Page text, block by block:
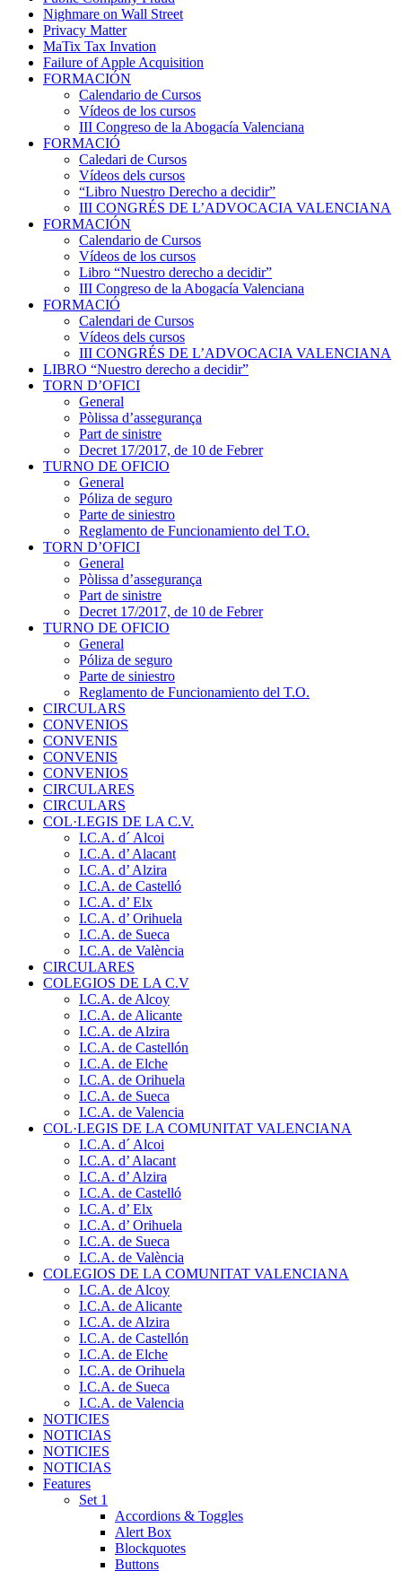
Nighmare on Wall Street
Privacy Matter
MaTix Tax Invation
Failure of Apple Acquisition
FORMACIÓN
Calendario de Cursos
Vídeos de los cursos
III Congreso de la Abogacía Valenciana
FORMACIÓ
Caledari de Cursos
Vídeos dels cursos
“Libro Nuestro Derecho a decidir”
III CONGRÉS DE L’ADVOCACIA VALENCIANA
FORMACIÓN
Calendario de Cursos
Vídeos de los cursos
Libro “Nuestro derecho a decidir”
III Congreso de la Abogacía Valenciana
FORMACIÓ
Calendari de Cursos
Vídeos dels cursos
III CONGRÉS DE L’ADVOCACIA VALENCIANA
LIBRO “Nuestro derecho a decidir”
TORN D’OFICI
General
Pòlissa d’assegurança
Part de sinistre
Decret 17/2017, de 10 de Febrer
TURNO DE OFICIO
General
Póliza de seguro
Parte de siniestro
Reglamento de Funcionamiento del T.O.
TORN D’OFICI
General
Pòlissa d’assegurança
Part de sinistre
Decret 17/2017, de 10 de Febrer
TURNO DE OFICIO
General
Póliza de seguro
Parte de siniestro
Reglamento de Funcionamiento del T.O.
CIRCULARS
CONVENIOS
CONVENIS
CONVENIS
CONVENIOS
CIRCULARES
CIRCULARS
COL·LEGIS DE LA C.V.
I.C.A. d´ Alcoi
I.C.A. d’ Alacant
I.C.A. d’ Alzira
I.C.A. de Castelló
I.C.A. d’ Elx
I.C.A. d’ Orihuela
I.C.A. de Sueca
I.C.A. de València
CIRCULARES
COLEGIOS DE LA C.V
I.C.A. de Alcoy
I.C.A. de Alicante
I.C.A. de Alzira
I.C.A. de Castellón
I.C.A. de Elche
I.C.A. de Orihuela
I.C.A. de Sueca
I.C.A. de Valencia
COL·LEGIS DE LA COMUNITAT VALENCIANA
I.C.A. d´ Alcoi
I.C.A. d’ Alacant
I.C.A. d’ Alzira
I.C.A. de Castelló
I.C.A. d’ Elx
I.C.A. d’ Orihuela
I.C.A. de Sueca
I.C.A. de València
COLEGIOS DE LA COMUNITAT VALENCIANA
I.C.A. de Alcoy
I.C.A. de Alicante
I.C.A. de Alzira
I.C.A. de Castellón
I.C.A. de Elche
I.C.A. de Orihuela
I.C.A. de Sueca
I.C.A. de Valencia
NOTICIES
NOTICIAS
NOTICIES
NOTICIAS
Features
Set 1
Accordions & Toggles
Alert Box
Blockquotes
Buttons